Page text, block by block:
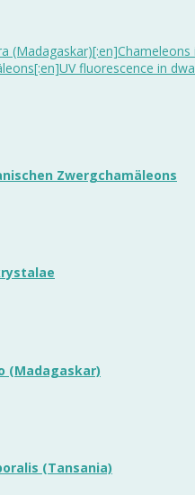
fluorescence in
Zwergchamäleons
(Madagaskar)
(Tansania)